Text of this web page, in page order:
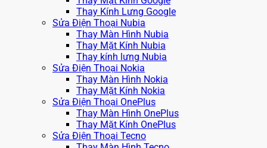
Thay Kính Lưng Google
Sửa Điện Thoại Nubia
Thay Màn Hình Nubia
Thay Mặt Kính Nubia
Thay kính lưng Nubia
Sửa Điện Thoại Nokia
Thay Màn Hình Nokia
Thay Mặt Kính Nokia
Sửa Điện Thoại OnePlus
Thay Màn Hình OnePlus
Thay Mặt Kính OnePlus
Sửa Điện Thoại Tecno